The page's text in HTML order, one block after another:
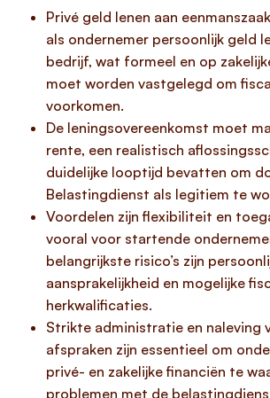
Privé geld lenen aan
als ondernemer persoonlijk geld
bedrijf, wat formeel en op
moet worden vastgelegd om
voorkomen.
De leningsovereenkomst moet
rente, een realistisch
duidelijke looptijd bevatten om
Belastingdienst als legitiem te
Voordelen zijn flexibiliteit en
vooral voor startende
belangrijkste risico’s zijn
aansprakelijkheid en mogelijke
herkwalificaties.
Strikte administratie en naleving
afspraken zijn essentieel om
privé- en zakelijke financiën te
problemen met de